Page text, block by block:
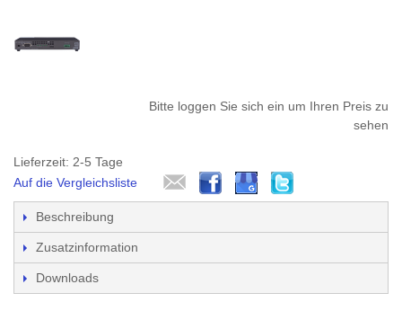
Bitte loggen Sie sich ein um Ihren Preis zu
sehen
Lieferzeit: 2-5 Tage
Auf die Vergleichsliste
Beschreibung
Zusatzinformation
Downloads